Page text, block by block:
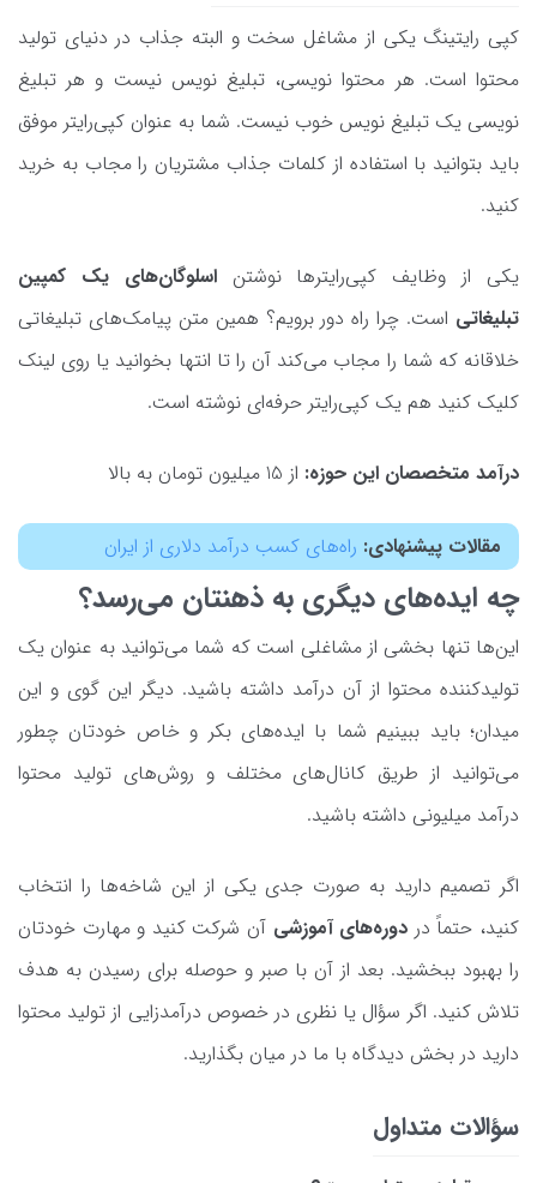
کپی رایتینگ یکی از مشاغل سخت و البته جذاب در دنیای تولید
محتوا است. هر محتوا نویسی، تبلیغ نویس نیست و هر تبلیغ
نویسی یک تبلیغ نویس خوب نیست. شما به عنوان کپی‌رایتر موفق
باید بتوانید با استفاده از کلمات جذاب مشتریان را مجاب به خرید
کنید.
یکی از وظایف کپی‌رایترها نوشتناسلوگان‌های یک کمپین
تبلیغاتی است. چرا راه دور برویم؟ همین متن پیامک‌های تبلیغاتی
خلاقانه که شما را مجاب می‌کند آن را تا انتها بخوانید یا روی لینک
کلیک کنید هم یک کپی‌رایتر حرفه‌ای نوشته است.
درآمد متخصصان این حوزه: از 15 میلیون تومان به بالا
مقالات پیشنهادی: راه‌های کسب درآمد دلاری از ایران
چه ایده‌های دیگری به ذهنتان می‌رسد؟
این‌ها تنها بخشی از مشاغلی است که شما می‌توانید به عنوان یک
تولیدکننده محتوا از آن درآمد داشته باشید. دیگر این گوی و این
میدان؛ باید ببینیم شما با ایده‌های بکر و خاص خودتان چطور
می‌توانید از طریق کانال‌های مختلف و روش‌های تولید محتوا
درآمد میلیونی داشته باشید.
اگر تصمیم دارید به صورت جدی یکی از این شاخه‌ها را انتخاب
کنید، حتماً در دوره‌های آموزشی آن شرکت کنید و مهارت خودتان
را بهبود ببخشید. بعد از آن با صبر و حوصله برای رسیدن به هدف
تلاش کنید. اگر سؤال یا نظری در خصوص درآمدزایی از تولید محتوا
دارید در بخش دیدگاه با ما در میان بگذارید.
سؤالات متداول